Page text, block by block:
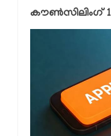
കൗൺസിലിംഗ്